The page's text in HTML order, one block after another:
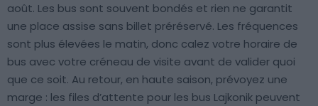
août. Les bus sont souvent bondés et rien ne garantit
une place assise sans billet préréservé. Les fréquences
sont plus élevées le matin, donc calez votre horaire de
bus avec votre créneau de visite avant de valider quoi
que ce soit. Au retour, en haute saison, prévoyez une
marge : les files d’attente pour les bus Lajkonik peuvent